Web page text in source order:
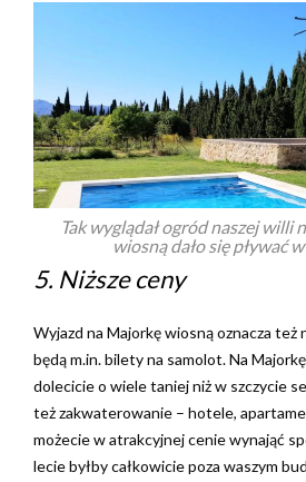
Tak wyglądał ogród naszej willi
wiosną dało się pływać
5. Niższe ceny
Wyjazd na Majorkę wiosną oznacza też
będą m.in. bilety na samolot. Na
dolecicie o wiele taniej niż w szczycie
też zakwaterowanie – hotele,
możecie w atrakcyjnej cenie wynająć
lecie byłby całkowicie poza waszym